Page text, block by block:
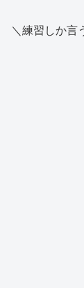
＼練習しか言